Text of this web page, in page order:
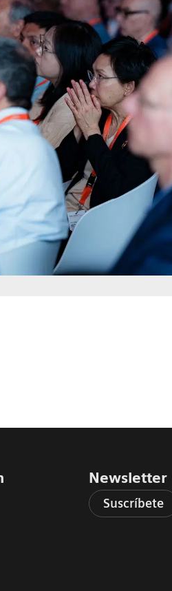
Newsletter
Suscríbete